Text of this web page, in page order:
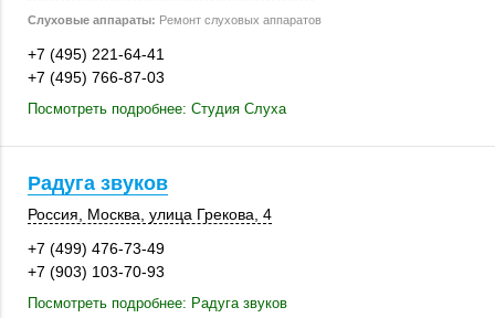
Слуховые аппараты: Ремонт слуховых аппаратов
+7 (495) 221-64-41
+7 (495) 766-87-03
Посмотреть подробнее: Студия Слуха
Радуга звуков
Россия Москва улица Грекова, 4
+7 (499) 476-73-49
+7 (903) 103-70-93
Посмотреть подробнее: Радуга звуков